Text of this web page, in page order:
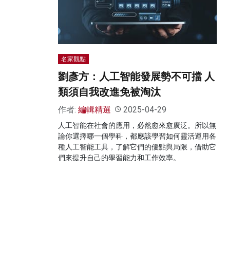
名家觀點
劉彥方：人工智能發展勢不可擋 人
類須自我改進免被淘汰
作者: 編輯精選 2025-04-29
人工智能在社會的應用，必然愈來愈廣泛。所以無
論你選擇哪一個學科，都應該學習如何靈活運用各
種人工智能工具，了解它們的優點與局限，借助它
們來提升自己的學習能力和工作效率。